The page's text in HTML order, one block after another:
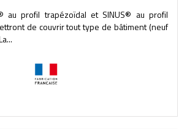
au profil trapézoïdal et SINUS® au profil
de couvrir tout type de bâtiment (neuf